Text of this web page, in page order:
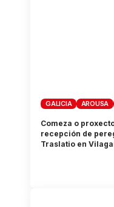
GALICIA AROUSA
Comeza o
recepción de
Traslatio en